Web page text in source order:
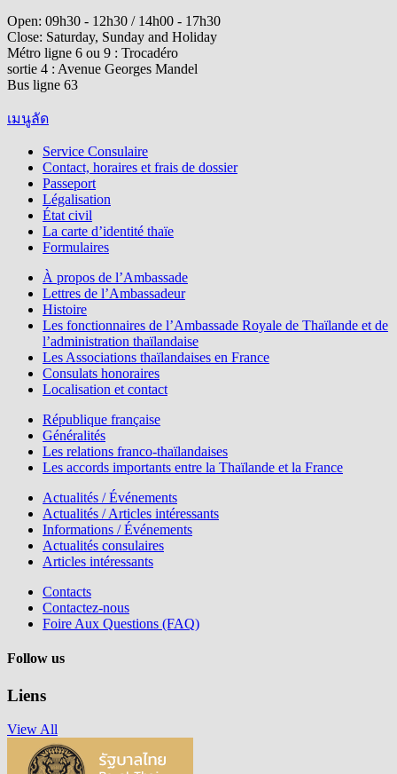
Open: 09h30 - 12h30 / 14h00 - 17h30
Close: Saturday, Sunday and Holiday
Métro ligne 6 ou 9 : Trocadéro
sortie 4 : Avenue Georges Mandel
Bus ligne 63
เมนูลัด
Service Consulaire
Contact, horaires et frais de dossier
Passeport
Légalisation
État civil
La carte d’identité thaïe
Formulaires
À propos de l’Ambassade
Lettres de l’Ambassadeur
Histoire
Les fonctionnaires de l’Ambassade Royale de Thaïlande et de
l’administration thaïlandaise
Les Associations thaïlandaises en France
Consulats honoraires
Localisation et contact
République française
Généralités
Les relations franco-thaïlandaises
Les accords importants entre la Thaïlande et la France
Actualités / Événements
Actualités / Articles intéressants
Informations / Événements
Actualités consulaires
Articles intéressants
Contacts
Contactez-nous
Foire Aux Questions (FAQ)
Follow us
Liens
View All